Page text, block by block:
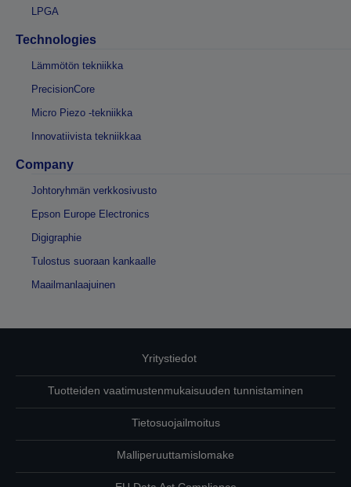
LPGA
Technologies
Lämmötön tekniikka
PrecisionCore
Micro Piezo -tekniikka
Innovatiivista tekniikkaa
Company
Johtoryhmän verkkosivusto
Epson Europe Electronics
Digigraphie
Tulostus suoraan kankaalle
Maailmanlaajuinen
Yritystiedot
Tuotteiden vaatimustenmukaisuuden tunnistaminen
Tietosuojailmoitus
Malliperuuttamislomake